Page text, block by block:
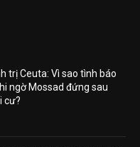
trị Ceuta: Vì sao tình báo
ngờ Mossad đứng sau
cư?